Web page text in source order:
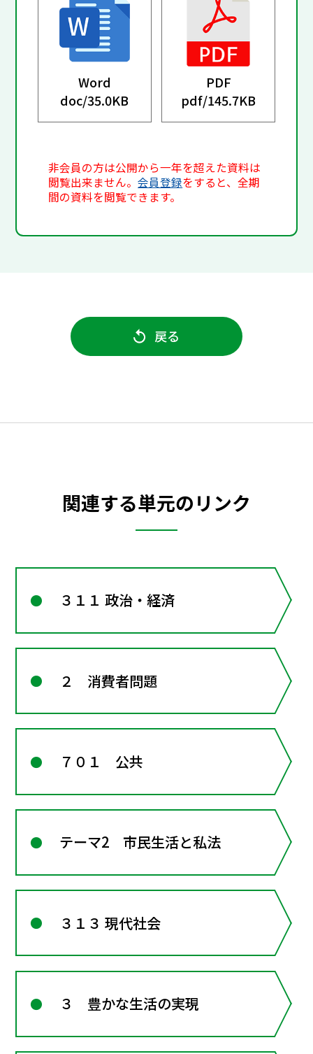
Word
doc/35.0KB
PDF
pdf/145.7KB
非会員の方は公開から一年を超えた資料は
閲覧出来ません。会員登録をすると、全期
間の資料を閲覧できます。
戻る
関連する単元のリンク
３１１ 政治・経済
２ 消費者問題
７０１ 公共
テーマ2 市民生活と私法
３１３ 現代社会
３ 豊かな生活の実現